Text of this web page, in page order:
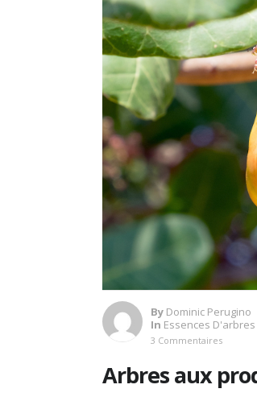
By Dominic Perugino
In Essences D'arbres
3 Commentaires
Arbres aux